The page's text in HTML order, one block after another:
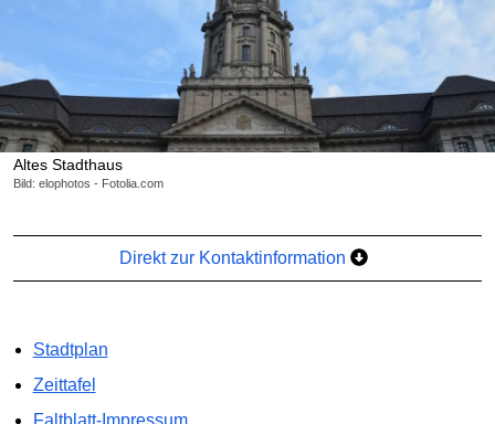
Altes Stadthaus
Bild: elophotos - Fotolia.com
Direkt zur Kontaktinformation
Stadtplan
Zeittafel